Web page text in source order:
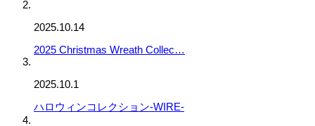
2025.10.14
2025 Christmas Wreath Collec…
2025.10.1
ハロウィンコレクション-WIRE-